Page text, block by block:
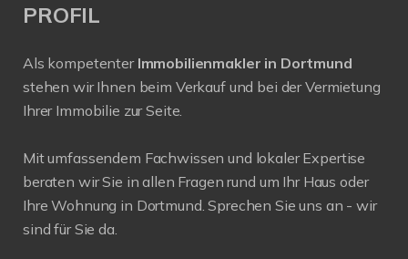
PROFIL
Als kompetenter Immobilienmakler in Dortmund
stehen wir Ihnen beim Verkauf und bei der Vermietung
Ihrer Immobilie zur Seite.
Mit umfassendem Fachwissen und lokaler Expertise
beraten wir Sie in allen Fragen rund um Ihr Haus oder
Ihre Wohnung in Dortmund. Sprechen Sie uns an - wir
sind für Sie da.